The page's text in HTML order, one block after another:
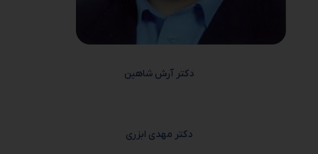
دکتر آرش شاهین
دکتر مهدی ابزری